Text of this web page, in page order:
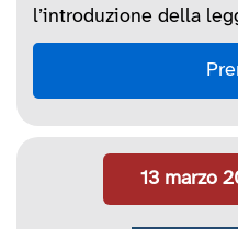
l’introduzione della
13 marzo